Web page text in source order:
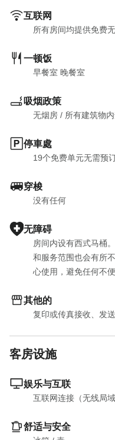
互联网
所有房间均提供免费
一顿饭
早餐室 晚餐室
吸烟政策
无烟房 / 所有建筑物
停車處
19个免费单元无需预
穿梭
没有任何
无障碍
房间内设有西式马桶
和服务范围也会有所
心使用，避免任何不便
其他的
复印或传真接收、发
客房设施
娱乐与互联
互联网连接（无线局域
舒适与安全